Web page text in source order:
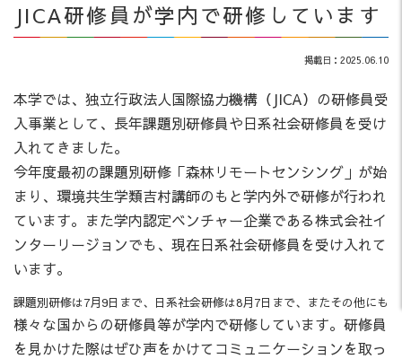
JICA研修員が学内で研修しています
掲載日：2025.06.10
本学では、独立行政法人国際協力機構（JICA）の研修員受
入事業として、長年課題別研修員や日系社会研修員を受け
入れてきました。
今年度最初の課題別研修「森林リモートセンシング」が始
まり、環境共生学類吉村講師のもと学内外で研修が行われ
ています。また学内認定ベンチャー企業である株式会社イ
ンターリージョンでも、現在日系社会研修員を受け入れて
います。
課題別研修は7月9日まで、日系社会研修は8月7日まで、またその他にも
様々な国からの研修員等が学内で研修しています。研修員
を見かけた際はぜひ声をかけてコミュニケーションを取っ